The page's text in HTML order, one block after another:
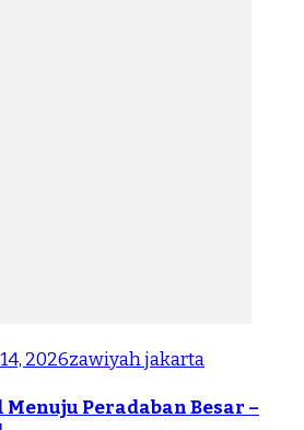
2026zawiyah jakarta
Peradaban Besar –